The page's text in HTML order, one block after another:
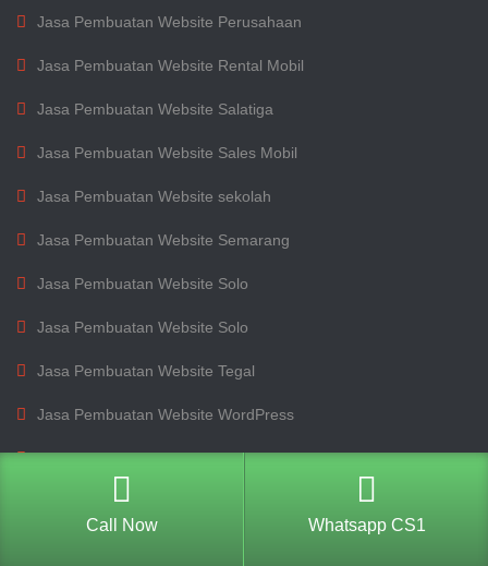
Jasa Pembuatan Website Perusahaan
Jasa Pembuatan Website Rental Mobil
Jasa Pembuatan Website Salatiga
Jasa Pembuatan Website Sales Mobil
Jasa Pembuatan Website sekolah
Jasa Pembuatan Website Semarang
Jasa Pembuatan Website Solo
Jasa Pembuatan Website Solo
Jasa Pembuatan Website Tegal
Jasa Pembuatan Website WordPress
Jasa Pengelolaan Website
Jasa SEO Website
Call Now Whatsapp CS1